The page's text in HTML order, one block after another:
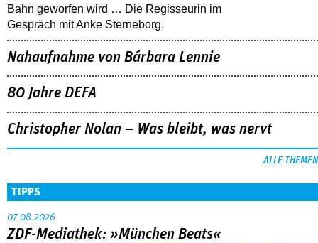
Bahn geworfen wird … Die Regisseurin im
Gespräch mit Anke Sterneborg.
Nahaufnahme von Bárbara Lennie
80 Jahre DEFA
Christopher Nolan – Was bleibt, was nervt
ALLE THEMEN
TIPPS
07.08.2026
ZDF-Mediathek: »München Beats«